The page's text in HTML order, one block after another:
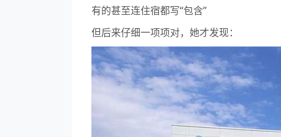
有的甚至连住宿都写“包含”
但后来仔细一项项对，她才发现：